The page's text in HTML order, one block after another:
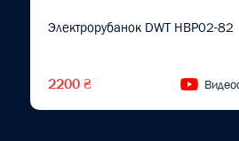
Электрорубанок DWT HBP02-82
2200 ₴